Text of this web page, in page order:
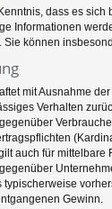
dass es sich
Informationen
Sie können
mit Ausnahme
Verhalten
auch für mittelbare
typischerweise
Gewinn.